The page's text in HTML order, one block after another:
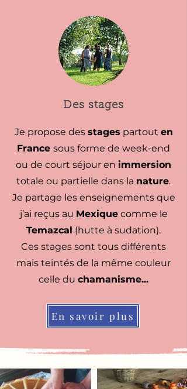
Des stages
Je propose des stages partout en
France sous forme de week-end
ou de court séjour en immersion
totale ou partielle dans la nature.
Je partage les enseignements que
j’ai reçus au Mexiquecomme le
Temazcal (hutte à sudation).
Ces stages sont tous différents
mais teintés de la même couleur
celle du chamanisme...
En savoir plus